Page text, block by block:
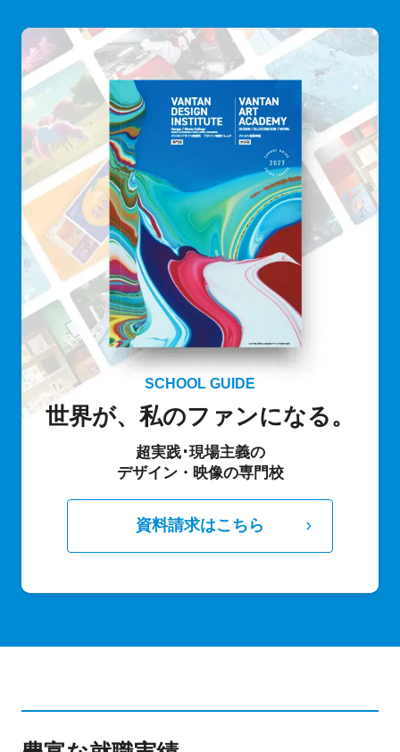
SCHOOL GUIDE
世界が、私のファンになる。
超実践･現場主義の
デザイン・映像の専門校
資料請求はこちら